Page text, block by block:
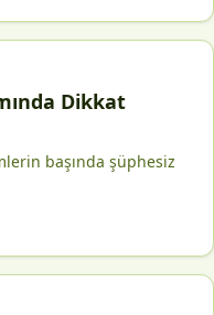
Dikkat
başında şüphesiz